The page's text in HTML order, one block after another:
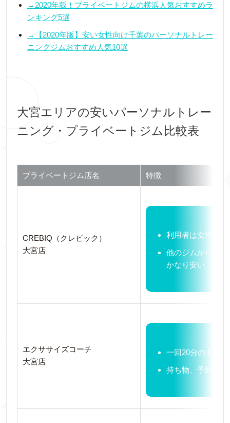
→2020年版！プライベートジムの横浜人気おすすめラ
ンキング5選
→【2020年版】安い女性向け千葉のパーソナルトレー
ニングジムおすすめ人気10選
大宮エリアの安いパーソナルトレー
ニング・プライベートジム比較表
プライベートジム店名 特徴
CREBIQ（クレビック）
大宮店
利用者は女性限定
他のジムからの
かなり安い
エクササイズコーチ
大宮店
一回20分のトレ
持ち物、予約も